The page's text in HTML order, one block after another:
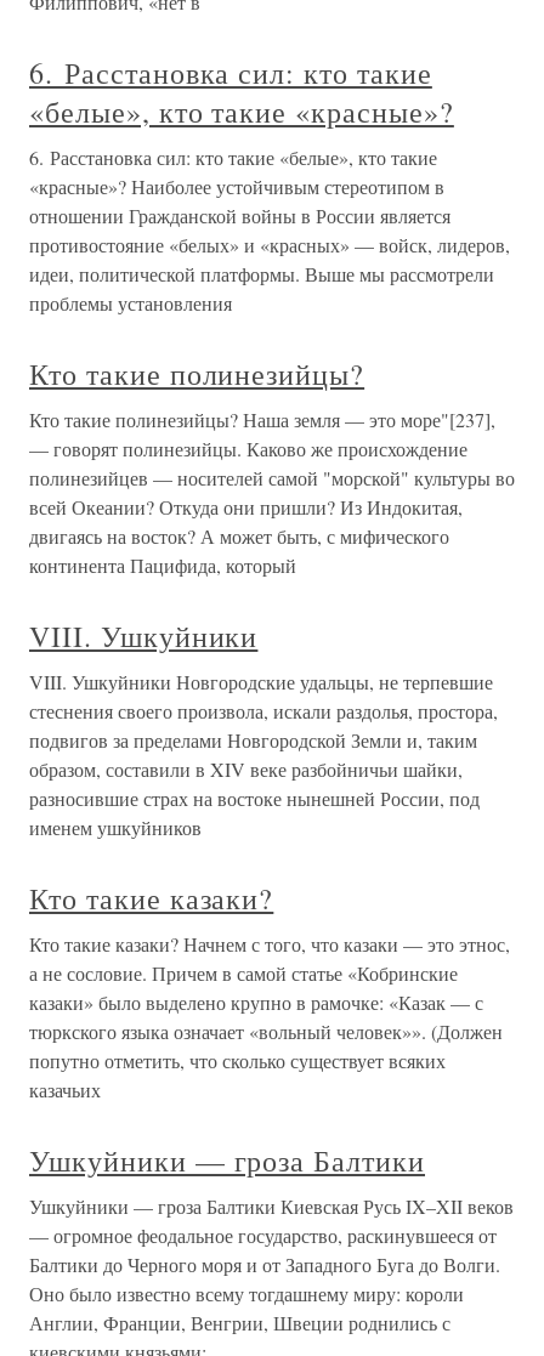
6. Расстановка сил: кто такие
«белые», кто такие «красные»?
6. Расстановка сил: кто такие «белые», кто такие
«красные»? Наиболее устойчивым стереотипом в
отношении Гражданской войны в России является
противостояние «белых» и «красных» — войск, лидеров,
идеи, политической платформы. Выше мы рассмотрели
проблемы установления
Кто такие полинезийцы?
Кто такие полинезийцы? Наша земля — это море"[237],
— говорят полинезийцы. Каково же происхождение
полинезийцев — носителей самой "морской" культуры во
всей Океании? Откуда они пришли? Из Индокитая,
двигаясь на восток? А может быть, с мифического
континента Пацифида, который
VIII. Ушкуйники
VIII. Ушкуйники Новгородские удальцы, не терпевшие
стеснения своего произвола, искали раздолья, простора,
подвигов за пределами Новгородской Земли и, таким
образом, составили в XIV веке разбойничьи шайки,
разносившие страх на востоке нынешней России, под
именем ушкуйников
Кто такие казаки?
Кто такие казаки? Начнем с того, что казаки — это этнос,
а не сословие. Причем в самой статье «Кобринские
казаки» было выделено крупно в рамочке: «Казак — с
тюркского языка означает «вольный человек»». (Должен
попутно отметить, что сколько существует всяких
казачьих
Ушкуйники — гроза Балтики
Ушкуйники — гроза Балтики Киевская Русь IX–XII веков
— огромное феодальное государство, раскинувшееся от
Балтики до Черного моря и от Западного Буга до Волги.
Оно было известно всему тогдашнему миру: короли
Англии, Франции, Венгрии, Швеции роднились с